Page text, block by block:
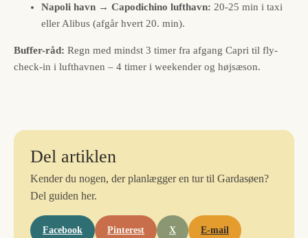
Napoli havn → Capodichino lufthavn: 20-25 min i taxi
eller Alibus (afgår hvert 20. min).
Buffer-råd: Regn med mindst 3 timer fra afgang Capri til fly-
check-in i lufthavnen – 4 timer i weekender og højsæson.
Del artiklen
Kender du nogen, der planlægger en tur til Gardasøen?
Del guiden her.
Facebook Pinterest X E-mail